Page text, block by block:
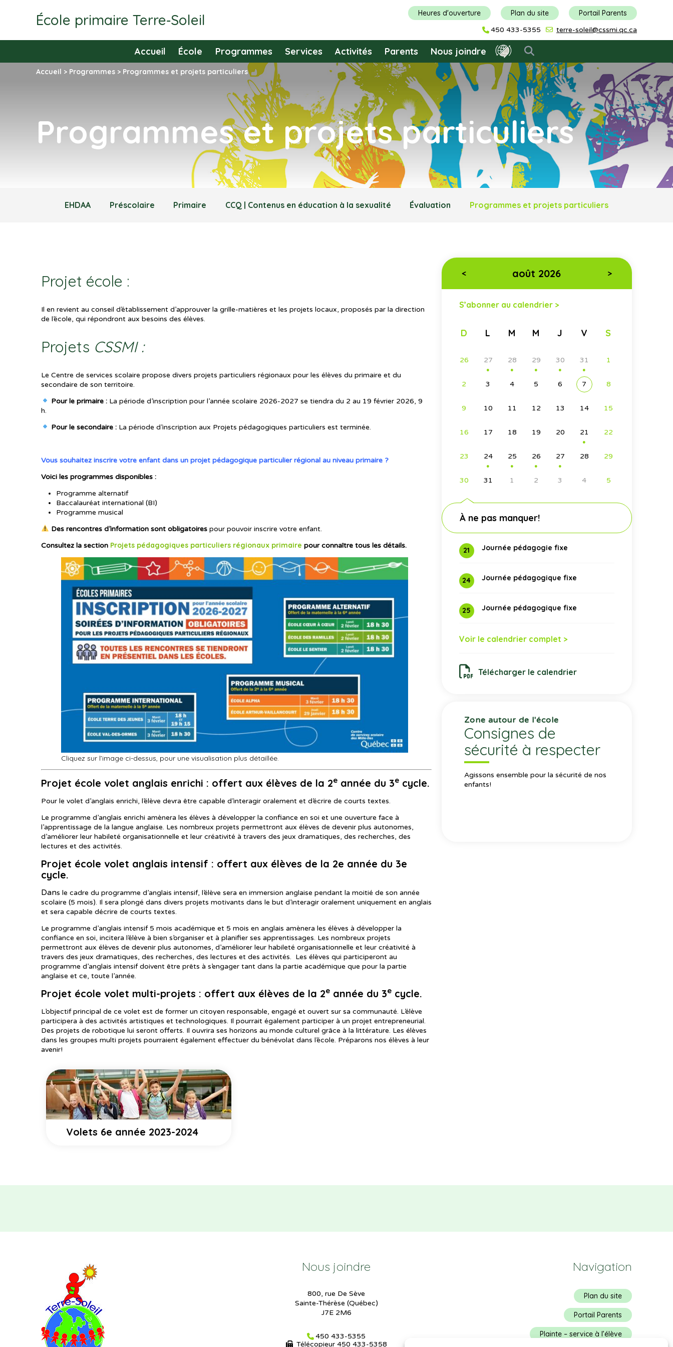
École primaire Terre‑Soleil Plan du site Portail Parents
Heures d'ouverture
450 433-5355 terre-soleil@cssmi.qc.ca
Accueil École Programmes Services Activités Parents Nous joindre
Accueil > Programmes > Programmes et projets particuliers
Programmes et projets particuliers
EHDAA Préscolaire Primaire CCQ | Contenus en éducation à la sexualité Évaluation Programmes et projets particuliers
Projet école :
Il en revient au conseil d’établissement d’approuver la grille-matières et les projets locaux, proposés par la direction
de l’école, qui répondront aux besoins des élèves.
Projets CSSMI :
Le Centre de services scolaire propose divers projets particuliers régionaux pour les élèves du primaire et du
secondaire de son territoire.
Pour le primaire :La période d’inscription pour l’année scolaire 2026-2027 se tiendra du 2 au 19 février 2026, 9
h.
Pour le secondaire :La période d’inscription aux Projets pédagogiques particuliers est terminée.
Vous souhaitez inscrire votre enfant dans un projet pédagogique particulier régional au niveau primaire ?
Voici les programmes disponibles :
Programme alternatif
Baccalauréat international (BI)
Programme musical
Des rencontres d’information sont obligatoirespour pouvoir inscrire votre enfant.
Consultez la section Projets pédagogiques particuliers régionaux primaire pour connaître tous les détails.
Cliquez sur l’image ci-dessus, pour une visualisation plus détaillée.
Projet école volet anglais enrichi : offert aux élèves de la 2e année du 3e cycle.
Pour le volet d’anglais enrichi, l’élève devra être capable d’interagir oralement et d’écrire de courts textes.
Le programme d’anglais enrichi amènera les élèves à développer la confiance en soi et une ouverture face à
l’apprentissage de la langue anglaise. Les nombreux projets permettront aux élèves de devenir plus autonomes,
d’améliorer leur habileté organisationnelle et leur créativité à travers des jeux dramatiques, des recherches, des
lectures et des activités.
Projet école volet anglais intensif : offert aux élèves de la 2e année du 3e
cycle.
Dans le cadre du programme d’anglais intensif, l’élève sera en immersion anglaise pendant la moitié de son année
scolaire (5 mois). Il sera plongé dans divers projets motivants dans le but d’interagir oralement uniquement en anglais
et sera capable décrire de courts textes.
Le programme d’anglais intensif 5 mois académique et 5 mois en anglais amènera les élèves à développer la
confiance en soi, incitera l’élève à bien s’organiser et à planifier ses apprentissages. Les nombreux projets
permettront aux élèves de devenir plus autonomes, d’améliorer leur habileté organisationnelle et leur créativité à
travers des jeux dramatiques, des recherches, des lectures et des activités. Les élèves qui participeront au
programme d’anglais intensif doivent être prêts à s’engager tant dans la partie académique que pour la partie
anglaise et ce, toute l’année.
Projet école volet multi-projets : offert aux élèves de la 2e année du 3e cycle.
L’objectif principal de ce volet est de former un citoyen responsable, engagé et ouvert sur sa communauté. L’élève
participera à des activités artistiques et technologiques. Il pourrait également participer à un projet entrepreneurial.
Des projets de robotique lui seront offerts. Il ouvrira ses horizons au monde culturel grâce à la littérature. Les élèves
dans les groupes multi projets pourraient également effectuer du bénévolat dans l’école. Préparons nos élèves à leur
avenir!
Volets 6e année 2023-2024
< août 2026 >
S’abonner au calendrier >
D L M M J V S
26 27
●
28
●
29
●
30
●
31
●
1
2 3 4 5 6 7 8
9 10 11 12 13 14 15
16 17 18 19 20 21
●
22
23 24
●
25
●
26
●
27
●
28 29
30 31 1 2 3 4 5
À ne pas manquer!
21 Journée pédagogie fixe
24 Journée pédagogique fixe
25 Journée pédagogique fixe
Voir le calendrier complet >
Télécharger le calendrier
Zone autour de l'école
Consignes de
sécurité à respecter
Agissons ensemble pour la sécurité de nos
enfants!
Nous joindre
800, rue De Sève
Sainte-Thérèse (Québec)
J7E 2M6
450 433-5355
Télécopieur 450 433-5358
Navigation
Plan du site
Portail Parents
Plainte – service à l’élève